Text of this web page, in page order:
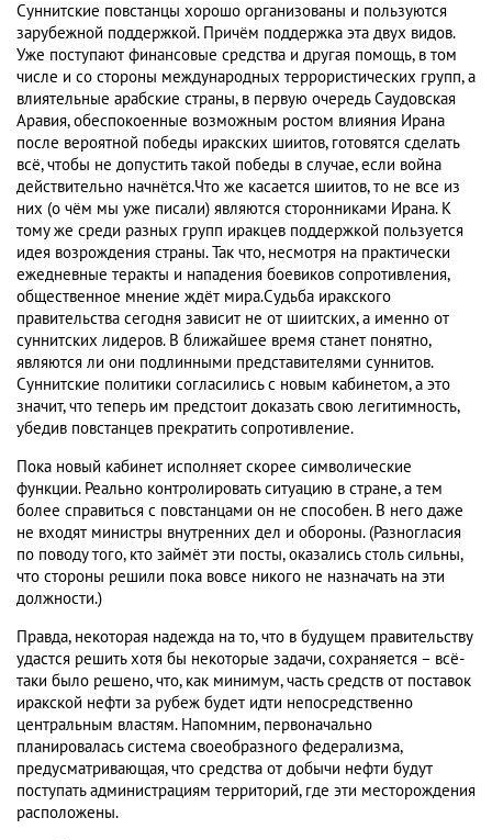
Суннитские повстанцы хорошо организованы и пользуются
зарубежной поддержкой. Причём поддержка эта двух видов.
Уже поступают финансовые средства и другая помощь, в том
числе и со стороны международных террористических групп, а
влиятельные арабские страны, в первую очередь Саудовская
Аравия, обеспокоенные возможным ростом влияния Ирана
после вероятной победы иракских шиитов, готовятся сделать
всё, чтобы не допустить такой победы в случае, если война
действительно начнётся.Что же касается шиитов, то не все из
них (о чём мы уже писали) являются сторонниками Ирана. К
тому же среди разных групп иракцев поддержкой пользуется
идея возрождения страны. Так что, несмотря на практически
ежедневные теракты и нападения боевиков сопротивления,
общественное мнение ждёт мира.Судьба иракского
правительства сегодня зависит не от шиитских, а именно от
суннитских лидеров. В ближайшее время станет понятно,
являются ли они подлинными представителями суннитов.
Суннитские политики согласились с новым кабинетом, а это
значит, что теперь им предстоит доказать свою легитимность,
убедив повстанцев прекратить сопротивление.
Пока новый кабинет исполняет скорее символические
функции. Реально контролировать ситуацию в стране, а тем
более справиться с повстанцами он не способен. В него даже
не входят министры внутренних дел и обороны. (Разногласия
по поводу того, кто займёт эти посты, оказались столь сильны,
что стороны решили пока вовсе никого не назначать на эти
должности.)
Правда, некоторая надежда на то, что в будущем правительству
удастся решить хотя бы некоторые задачи, сохраняется – всё-
таки было решено, что, как минимум, часть средств от поставок
иракской нефти за рубеж будет идти непосредственно
центральным властям. Напомним, первоначально
планировалась система своеобразного федерализма,
предусматривающая, что средства от добычи нефти будут
поступать администрациям территорий, где эти месторождения
расположены.